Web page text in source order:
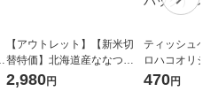
【アウトレット】【新米切
替特価】北海道産ななつぼ
し 無洗米 5kg 1袋 令和7年産
米 木徳神糧 オリジナル
2,980円
ティッシュペ
ロハコオリジ
ックティッシ
470円